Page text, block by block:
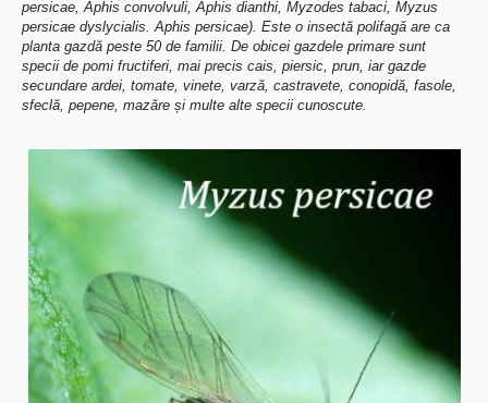
persicae, Aphis convolvuli, Aphis dianthi, Myzodes tabaci, Myzus
persicae dyslycialis. Aphis persicae). Este o insectă polifagă are ca
planta gazdă peste 50 de familii. De obicei gazdele primare sunt
specii de pomi fructiferi, mai precis cais, piersic, prun, iar gazde
secundare ardei, tomate, vinete, varză, castravete, conopidă, fasole,
sfeclă, pepene, mazăre și multe alte specii cunoscute.